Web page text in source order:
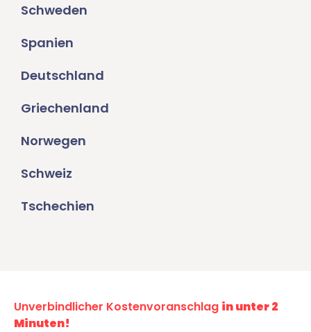
Schweden
Spanien
Deutschland
Griechenland
Norwegen
Schweiz
Tschechien
Unverbindlicher Kostenvoranschlag in unter 2
Minuten!